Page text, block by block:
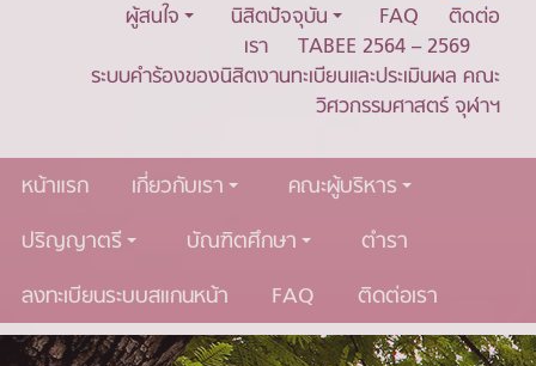
ผู้สนใจ นิสิตปัจจุบัน FAQ
ติดต่อ
เรา
TABEE 2564 – 2569
ระบบคำร้องของนิสิตงานทะเบียนและประเมินผล คณะ
วิศวกรรมศาสตร์ จุฬาฯ
หน้าแรก เกี่ยวกับเรา
คณะผู้บริหาร
ปริญญาตรี
บัณฑิตศึกษา
ตำรา
ลงทะเบียนระบบสแกนหน้า
FAQ ติดต่อเรา